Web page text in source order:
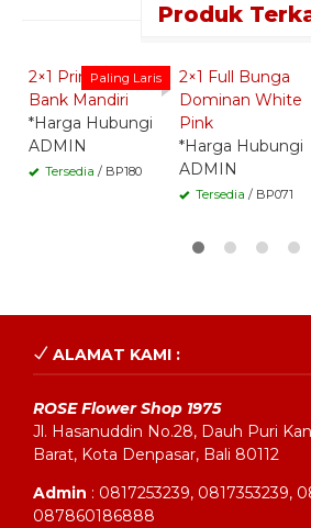
Produk
Paling Laris
2×1 Printing –
Bank Mandiri
*Harga Hubungi
ADMIN
Tersedia / BP180
Quick Order -
2×1 Full Bunga
Dominan White
Pink
*Harga Hubungi
ADMIN
Tersedia / BP071
ALAMAT KAMI :
ROSE Flower Shop 1975
Jl. Hasanuddin No.28, Dauh Puri
Barat, Kota Denpasar, Bali 80112
Admin : 0817253239, 0817353239,
087860186888